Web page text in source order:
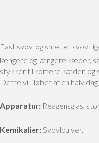
Fast svovl og smeltet svovl
længere og længere kæder,
stykker til kortere kæder, og
Dette vil i løbet af en halv
Apparatur: Reagensglas,
Kemikalier: Svovlpulver.